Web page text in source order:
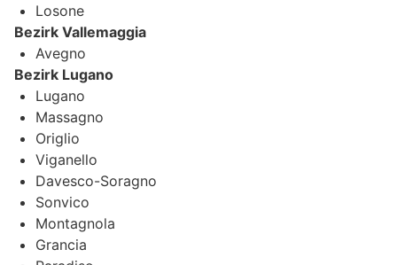
Losone
Bezirk Vallemaggia
Avegno
Bezirk Lugano
Lugano
Massagno
Origlio
Viganello
Davesco-Soragno
Sonvico
Montagnola
Grancia